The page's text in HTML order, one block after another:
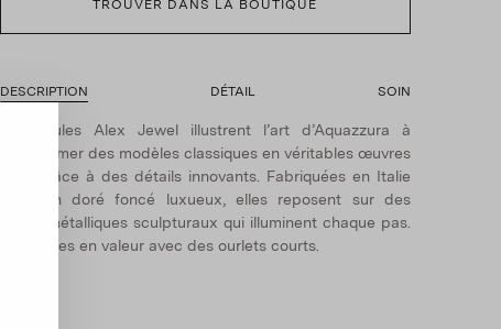
TROUVER DANS LA BOUTIQUE
DESCRIPTION DÉTAIL SOIN
Ces mules Alex Jewel illustrent l’art d’Aquazzura à
transformer des modèles classiques en véritables œuvres
d’art grâce à des détails innovants. Fabriquées en Italie
en satin doré foncé luxueux, elles reposent sur des
talons métalliques sculpturaux qui illuminent chaque pas.
Mettez-les en valeur avec des ourlets courts.